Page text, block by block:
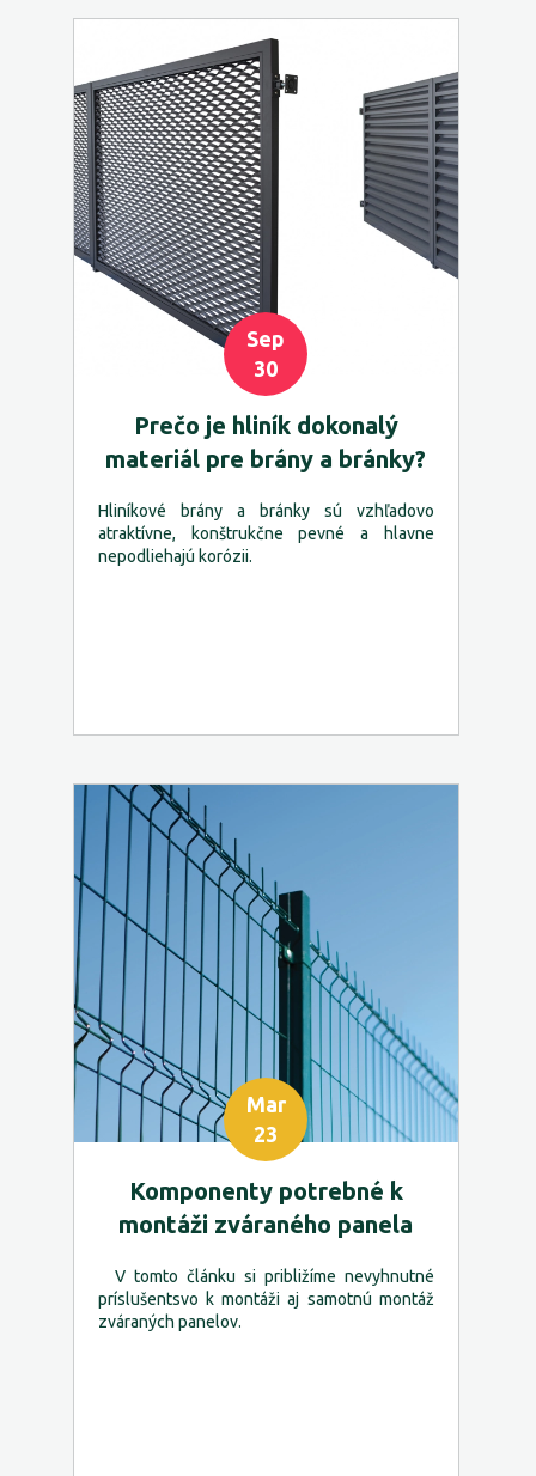
Prečo je hliník dokonalý
materiál pre brány a bránky?
Hliníkové brány a bránky sú vzhľadovo
atraktívne, konštrukčne pevné a hlavne
nepodliehajú korózii.
Sep
30
Komponenty potrebné k
montáži zváraného panela
V tomto článku si približíme nevyhnutné
príslušentsvo k montáži aj samotnú montáž
zváraných panelov.
Mar
23